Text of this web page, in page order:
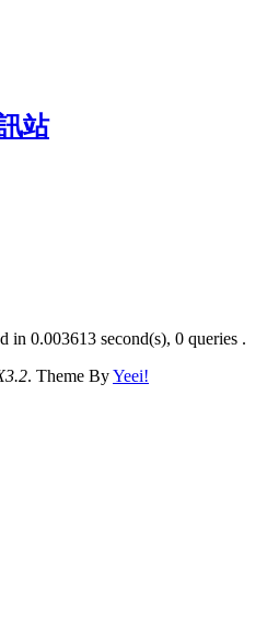
in 0.003613 second(s), 0 queries .
. Theme ByYeei!